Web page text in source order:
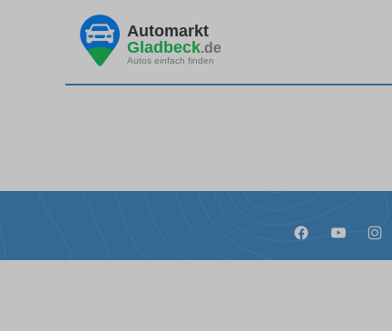
Automarkt
Gladbeck.de
Autos einfach finden